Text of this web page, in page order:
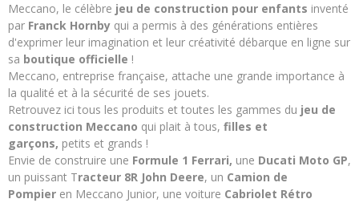
Meccano, le célèbre jeu de construction pour enfants inventé
par Franck Hornby qui a permis à des générations entières
d'exprimer leur imagination et leur créativité débarque en ligne sur
sa boutique officielle !
Meccano, entreprise française, attache une grande importance à
la qualité et à la sécurité de ses jouets.
Retrouvez ici tous les produits et toutes les gammes du jeu de
construction Meccano qui plait à tous, filles et
garçons, petits et grands !
Envie de construire une Formule 1 Ferrari, une Ducati Moto GP,
un puissant Tracteur 8R John Deere, un Camion de
Pompier en Meccano Junior, une voiture Cabriolet Rétro